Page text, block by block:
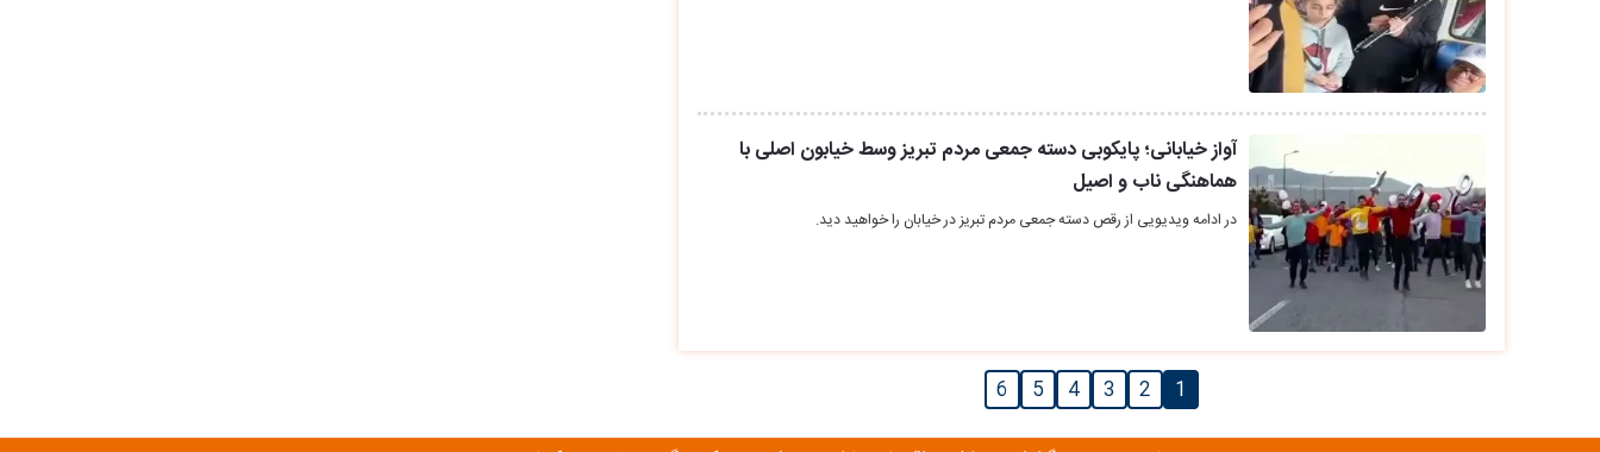
آواز خیابانی؛ پایکوبی دسته جمعی مردم تبریز وسط خیابون اصلی با
هماهنگی ناب و اصیل
در ادامه ویدیویی از رقص دسته جمعی مردم تبریز در خیابان را خواهید دید.
1
2
3
4
5
6